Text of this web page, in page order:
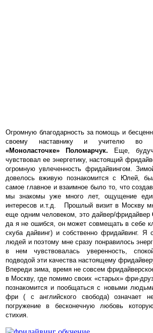
Огромную благодарность за помощь и
своему наставнику и учителю во
«Моноласточке» Поломарчук. Еще,
чувствовал ее энергетику, настоящий
огромную увлеченность фридайвингом.
довелось вживую познакомится с Юлей,
самое главное и взаимное было то, что
мы знакомы уже много лет, ощущение
интересов и.т.д. Прошлый визит в Москву
еще одним человеком, это дайвер/фридайвер
да я не ошибся, он может совмещать в себе
скуба дайвинг) и собственно фридайвинг. Я
людей и поэтому мне сразу понравилось
в нем чувствовалась уверенность,
подводой эти качества настоящему
Впереди зима, время не совсем
в Москву, где помимо своих «старых» фри-
познакомится и пообщаться с новыми
фри ( с английского свобода) означает
погружение в бесконечную любовь
стихия.